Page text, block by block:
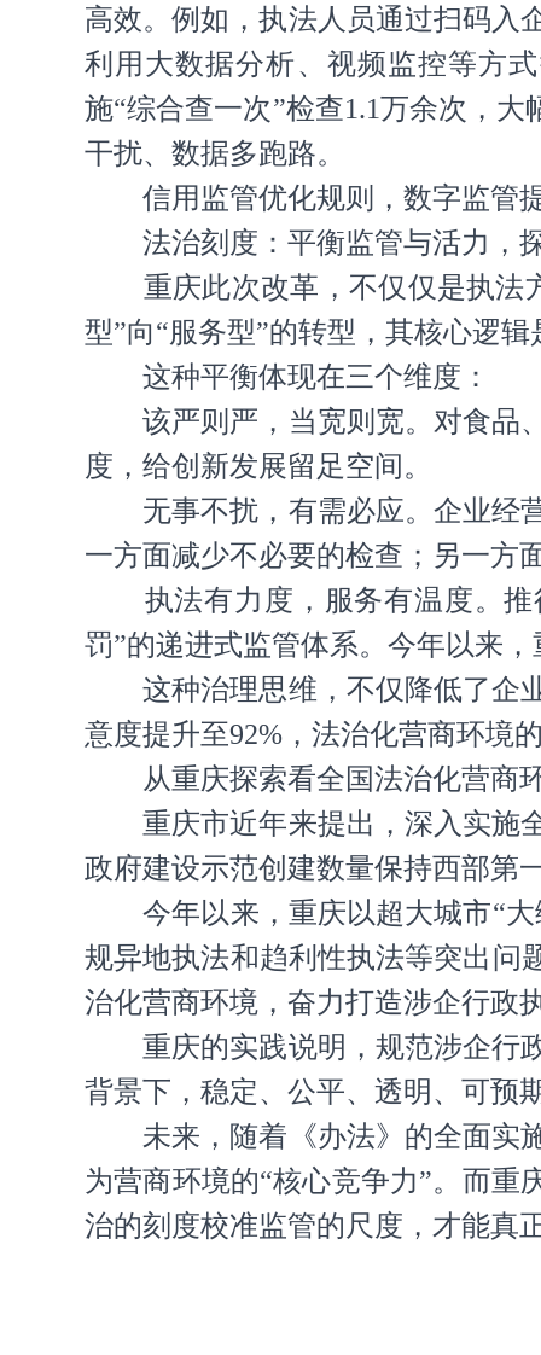
高效。例如，执法人员通过扫码入
利用大数据分析、视频监控等方
施“综合查一次”检查1.1万余次，
干扰、数据多跑路。
信用监管优化规则，数字监管提
法治刻度：平衡监管与活力，
重庆此次改革，不仅仅是执法方
型”向“服务型”的转型，其核心逻
这种平衡体现在三个维度：
该严则严，当宽则宽。对食品、
度，给创新发展留足空间。
无事不扰，有需必应。企业经营
一方面减少不必要的检查；另一方
执法有力度，服务有温度。推
罚”的递进式监管体系。今年以来
这种治理思维，不仅降低了企业
意度提升至92%，法治化营商环境
从重庆探索看全国法治化营商
重庆市近年来提出，深入实施全
政府建设示范创建数量保持西部第
今年以来，重庆以超大城市“大
规异地执法和趋利性执法等突出问
治化营商环境，奋力打造涉企行政
重庆的实践说明，规范涉企行政
背景下，稳定、公平、透明、可预
未来，随着《办法》的全面实施
为营商环境的“核心竞争力”。而
治的刻度校准监管的尺度，才能真